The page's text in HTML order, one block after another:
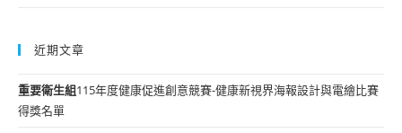
近期文章
重要衛生組115年度健康促進創意競賽-健康新視界海報設計與電繪比賽
得獎名單